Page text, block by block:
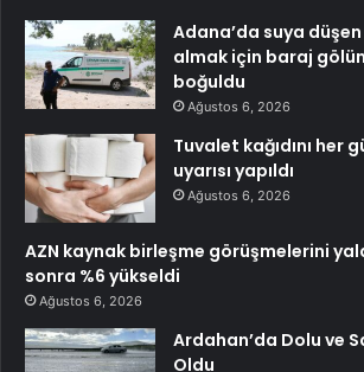
Adana’da suya düşen
almak için baraj
boğuldu
Ağustos 6, 2026
Tuvalet kağıdını her
uyarısı yapıldı
Ağustos 6, 2026
AZN kaynak birleşme görüşmelerini
sonra %6 yükseldi
Ağustos 6, 2026
Ardahan’da Dolu ve
Oldu